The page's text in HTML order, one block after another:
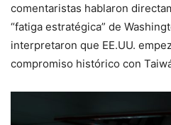
comentaristas hablaron
“fatiga estratégica” de
interpretaron que EE.UU.
compromiso histórico con